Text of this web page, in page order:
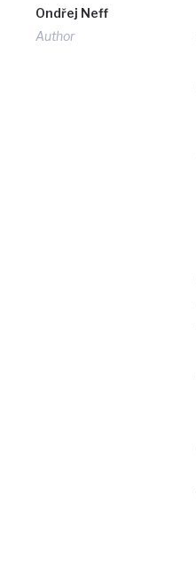
Ondřej Neff
Author